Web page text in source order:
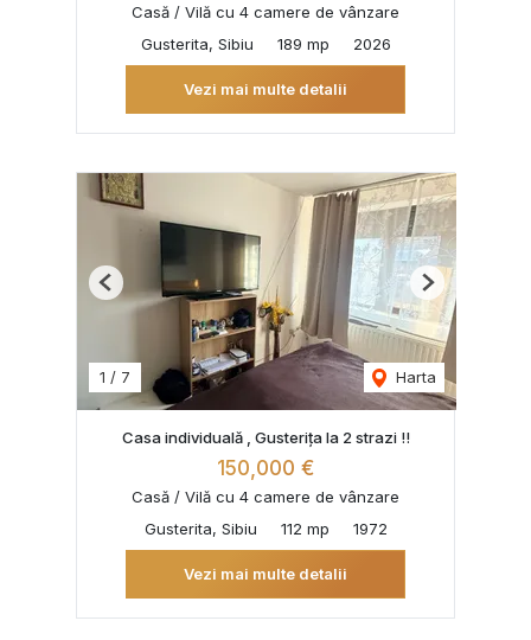
Casă / Vilă cu 4 camere de vânzare
Gusterita, Sibiu
189 mp 2026
Vezi mai multe detalii
1 / 7 Harta
Previous Next
Casa individuală , Gusterița la 2 strazi !!
150,000 €
Casă / Vilă cu 4 camere de vânzare
Gusterita, Sibiu
112 mp 1972
Vezi mai multe detalii